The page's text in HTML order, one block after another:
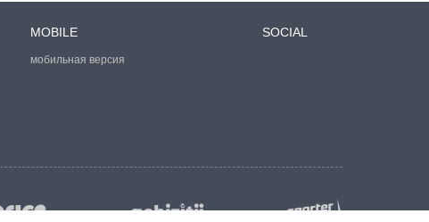
MOBILE
мобильная версия
SOCIAL